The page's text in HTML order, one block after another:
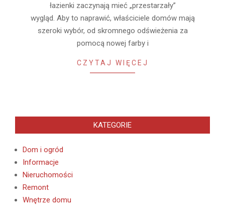
łazienki zaczynają mieć „przestarzały”
wygląd. Aby to naprawić, właściciele domów mają
szeroki wybór, od skromnego odświeżenia za
pomocą nowej farby i
CZYTAJ WIĘCEJ
KATEGORIE
Dom i ogród
Informacje
Nieruchomości
Remont
Wnętrze domu